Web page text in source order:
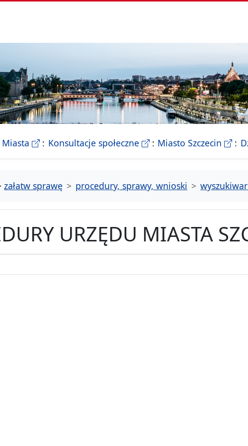
- Biletyn Informacji Publicznej Urzedu Miasta
Konsultacje społeczne- strona konsultacji Miasta
Miasto Szczecin -
załatw sprawę procedury, sprawy, wnioski
URZĘDU MIASTA